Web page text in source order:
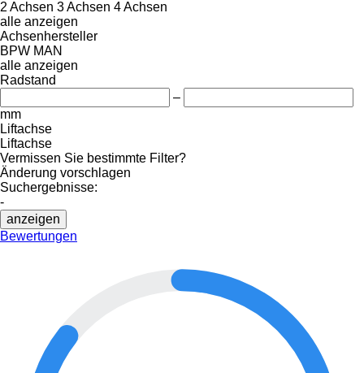
2 Achsen 3 Achsen 4 Achsen
alle anzeigen
Achsenhersteller
BPW MAN
alle anzeigen
Radstand
–
mm
Liftachse
Liftachse
Vermissen Sie bestimmte Filter?
Änderung vorschlagen
Suchergebnisse:
-
anzeigen
Bewertungen